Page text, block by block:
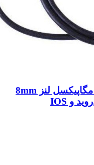
دوربین آندوسکوپ WIFI فنری 2 مگاپیکسل لنز 8mm